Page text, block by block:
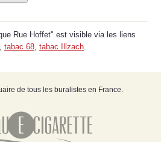
Rue Hoffet" est visible via les liens
, tabac 68, tabac Illzach.
de tous les buralistes en France.